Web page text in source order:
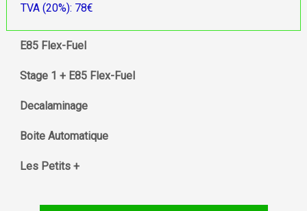
TVA (20%): 78€
E85 Flex-Fuel
Stage 1 + E85 Flex-Fuel
Decalaminage
Boite Automatique
Les Petits +